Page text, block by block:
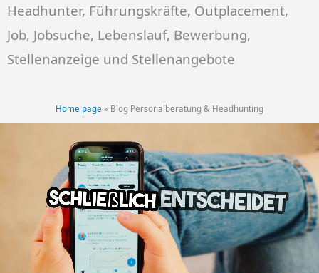
Headhunter, Führungskräfte, Outplacement,
Job, Jobsuche, Lebenslauf, Bewerbung,
Stellenanzeige und Stellenangebote
Home page » Blog Personalberatung & Headhunting